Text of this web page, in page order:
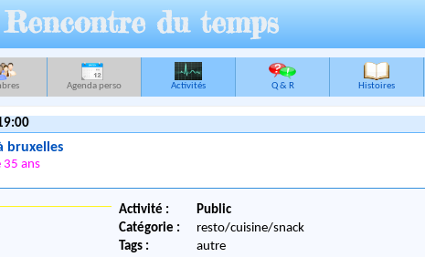
Rencontre du temps
Agenda perso Activités Q & R Histoires
bruxelles
35 ans
Activité :
Public
Catégorie :
resto/cuisine/snack
Tags :
autre